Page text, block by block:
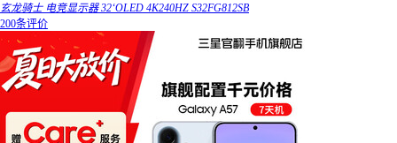
玄龙骑士 电竞显示器 32‘OLED 4K240HZ S32FG812SB
200条评价